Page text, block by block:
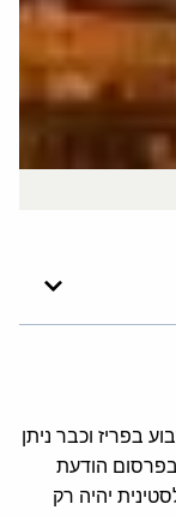
בפריז וכבר ניתן
הודעת
יהיה רק